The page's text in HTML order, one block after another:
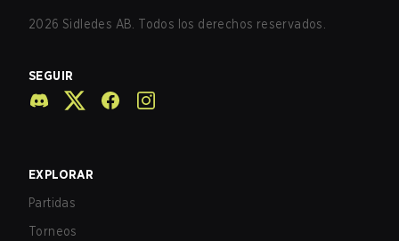
2026 Sidledes AB. Todos los derechos reservados.
SEGUIR
EXPLORAR
Partidas
Torneos